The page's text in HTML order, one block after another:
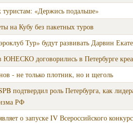
туристам: «Держись подальше»
на Кубу без пакетных туров
Тур» будут развивать Дарвин
ЮНЕСКО договорились в Петербурге
- не только плотник, но и щеголь
подтвердил роль Петербурга, как
РФ
о запуске IV Всероссийского